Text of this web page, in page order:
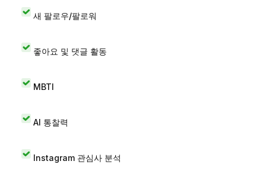
새 팔로우/팔로워
좋아요 및 댓글 활동
MBTI
AI 통찰력
Instagram 관심사 분석